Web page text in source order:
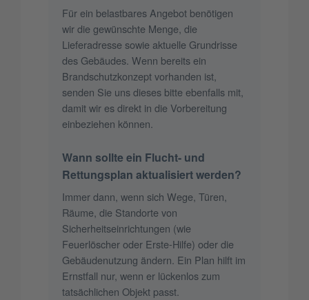
Für ein belastbares Angebot benötigen
wir die gewünschte Menge, die
Lieferadresse sowie aktuelle Grundrisse
des Gebäudes. Wenn bereits ein
Brandschutzkonzept vorhanden ist,
senden Sie uns dieses bitte ebenfalls mit,
damit wir es direkt in die Vorbereitung
einbeziehen können.
Wann sollte ein Flucht- und
Rettungsplan aktualisiert werden?
Immer dann, wenn sich Wege, Türen,
Räume, die Standorte von
Sicherheitseinrichtungen (wie
Feuerlöscher oder Erste-Hilfe) oder die
Gebäudenutzung ändern. Ein Plan hilft im
Ernstfall nur, wenn er lückenlos zum
tatsächlichen Objekt passt.